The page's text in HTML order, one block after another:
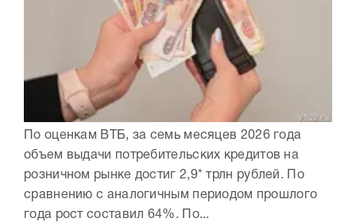
По оценкам ВТБ, за семь месяцев 2026 года
объем выдачи потребительских кредитов на
розничном рынке достиг 2,9* трлн рублей. По
сравнению с аналогичным периодом прошлого
года рост составил 64%. По...